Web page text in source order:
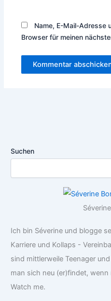
Name, E-Mail-Adresse
Browser für meinen
Suchen
Ich bin Séverine und blogge
Karriere und Kollaps -
sind mittlerweile Teenager
man sich neu (er)findet,
Watch me.